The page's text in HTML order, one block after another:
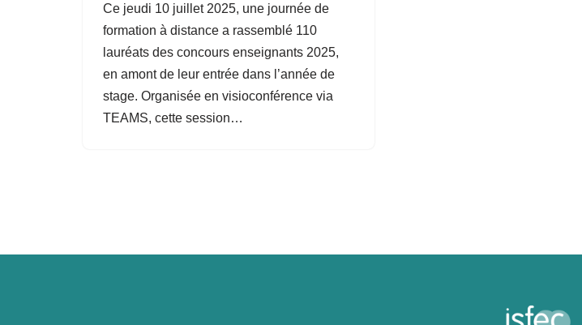
Ce jeudi 10 juillet 2025, une journée de
formation à distance a rassemblé 110
lauréats des concours enseignants 2025,
en amont de leur entrée dans l’année de
stage. Organisée en visioconférence via
TEAMS, cette session…